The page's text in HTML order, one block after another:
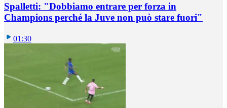
Spalletti: "Dobbiamo entrare per forza in
Champions perché la Juve non può stare fuori"
01:30